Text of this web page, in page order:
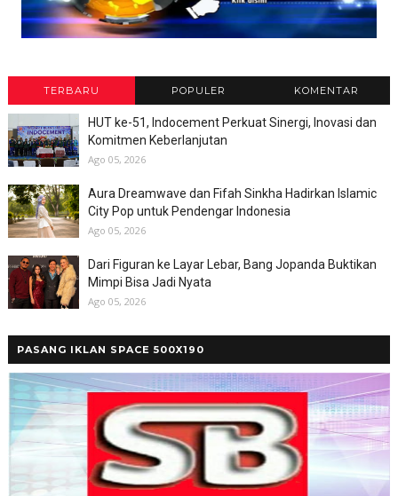
TERBARU POPULER KOMENTAR
HUT ke-51, Indocement Perkuat Sinergi, Inovasi dan
Komitmen Keberlanjutan
Ago 05, 2026
Aura Dreamwave dan Fifah Sinkha Hadirkan Islamic
City Pop untuk Pendengar Indonesia
Ago 05, 2026
Dari Figuran ke Layar Lebar, Bang Jopanda Buktikan
Mimpi Bisa Jadi Nyata
Ago 05, 2026
PASANG IKLAN SPACE 500X190